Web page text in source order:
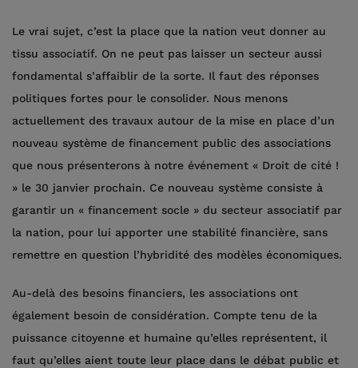
Le vrai sujet, c’est la place que la nation veut donner au
tissu associatif. On ne peut pas laisser un secteur aussi
fondamental s’affaiblir de la sorte. Il faut des réponses
politiques fortes pour le consolider. Nous menons
actuellement des travaux autour de la mise en place d’un
nouveau système de financement public des associations
que nous présenterons à notre événement « Droit de cité !
» le 30 janvier prochain. Ce nouveau système consiste à
garantir un « financement socle » du secteur associatif par
la nation, pour lui apporter une stabilité financière, sans
remettre en question l’hybridité des modèles économiques.
Au-delà des besoins financiers, les associations ont
également besoin de considération. Compte tenu de la
puissance citoyenne et humaine qu’elles représentent, il
faut qu’elles aient toute leur place dans le débat public et